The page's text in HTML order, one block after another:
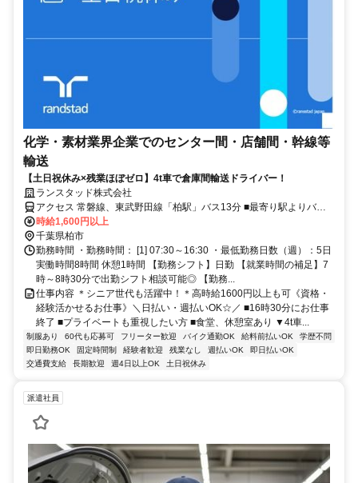
化学・素材業界企業でのセンター間・店舗間・幹線等
輸送
【土日祝休み×残業ほぼゼロ】4t車で倉庫間輸送ドライバー！
ランスタッド株式会社
アクセス 常磐線、東武野田線「柏駅」バス13分 ■最寄り駅よりバス
13分◎ ■バイク通勤OK！バス停目の前です◎
時給1,600円以上
千葉県柏市
勤務時間 ・勤務時間： [1] 07:30～16:30 ・最低勤務日数（週）：5日
実働時間8時間 休憩1時間 【勤務シフト】日勤 【就業時間の補足】7
時～8時30分で出勤シフト相談可能◎ 【勤務...
仕事内容 ＊シニア世代も活躍中！＊高時給1600円以上も可《資格・
経験活かせるお仕事》＼日払い・週払いOK☆／ ■16時30分にお仕事
終了 ■プライベートも重視したい方 ■食堂、休憩室あり ▼4t車...
制服あり 60代も応募可 フリーター歓迎 バイク通勤OK 給料前払いOK
学歴不問
即日勤務OK
固定時間制 経験者歓迎 残業なし 週払いOK
即日払いOK
交通費支給
長期歓迎 週4日以上OK 土日祝休み
派遣社員